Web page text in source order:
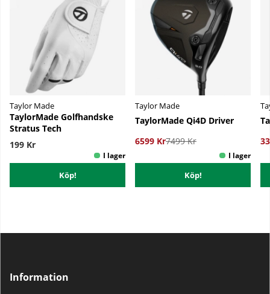
Taylor Made
TaylorMade Golfhandske
Stratus Tech
199 Kr
Köp!
Taylor Made
TaylorMade Qi4D Driver
6599 Kr7499 Kr
Köp!
Information